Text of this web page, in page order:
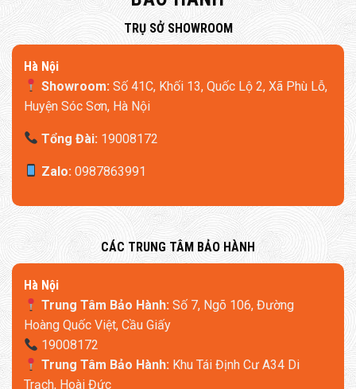
​TRỤ SỞ SHOWROOM
Hà Nội
Showroom: Số 41C, Khối 13, Quốc Lộ 2, Xã Phù Lỗ,
Huyện Sóc Sơn, Hà Nội
Tổng Đài: 19008172
Zalo: 0987863991
​CÁC TRUNG TÂM BẢO HÀNH
​Hà Nội
Trung Tâm Bảo Hành:Số 7, Ngõ 106, Đường
Hoàng Quốc Việt, Cầu Giấy
19008172
Trung Tâm Bảo Hành:Khu Tái Định Cư A34 Di
Trạch, Hoài Đức